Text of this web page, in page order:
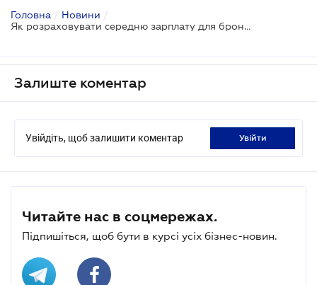
Головна / Новини /
Як розраховувати середню зарплату для бронювання працівників: роз'яснення Мінекономіки
Залиште коментар
Увійдіть, щоб залишити коментар увійти
Читайте нас в соцмережах.
Підпишіться, щоб бути в курсі усіх бізнес-новин.